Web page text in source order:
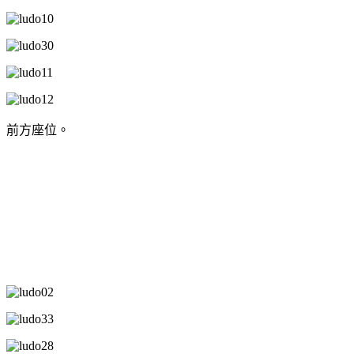
前方座位。